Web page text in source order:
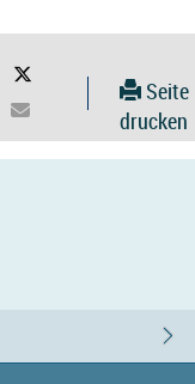
Seite
drucken